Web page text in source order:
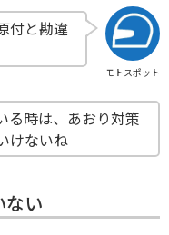
モトスポット
付と勘違
る時は、あおり対策
けないね
ない